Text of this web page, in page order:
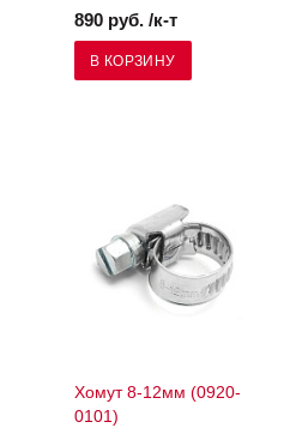
890 руб. /к-т
В КОРЗИНУ
Хомут 8-12мм (0920-
0101)